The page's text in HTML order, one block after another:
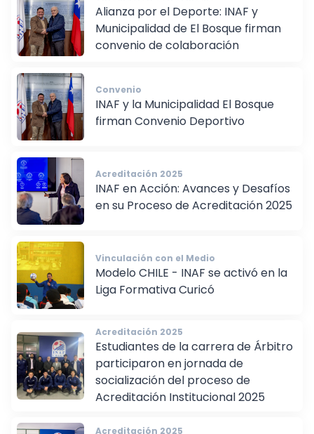
Vinculación con el Medio
Alianza por el Deporte: INAF y
Municipalidad de El Bosque firman
Convenio
INAF y la Municipalidad El Bosque
firman Convenio Deportivo
Acreditación 2025
INAF en Acción: Avances y Desafíos
Vinculación con el Medio
Modelo CHILE - INAF se activó en la
Liga Formativa Curicó
Acreditación 2025
Estudiantes de la carrera de Árbitro
participaron en jornada de
socialización del proceso de